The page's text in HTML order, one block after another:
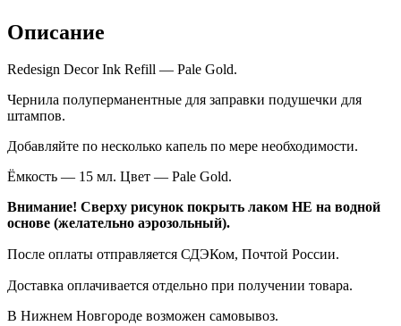
Описание
Redesign Decor Ink Refill — Pale Gold.
Чернила полуперманентные для заправки подушечки для
штампов.
Добавляйте по несколько капель по мере необходимости.
Ёмкость — 15 мл. Цвет — Pale Gold.
Внимание! Сверху рисунок покрыть лаком НЕ на водной
основе (желательно аэрозольный).
После оплаты отправляется СДЭКом, Почтой России. ⠀
Доставка оплачивается отдельно при получении товара. ⠀
В Нижнем Новгороде возможен самовывоз.